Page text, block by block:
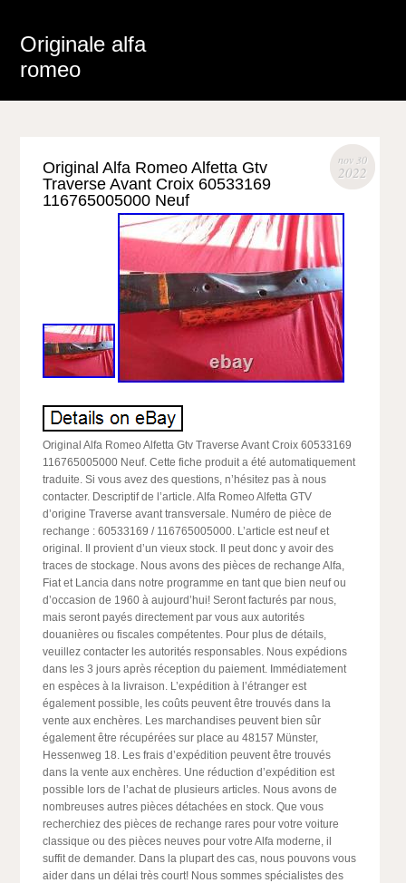
Originale alfa
romeo
nov 30
2022
Original Alfa Romeo Alfetta Gtv
Traverse Avant Croix 60533169
116765005000 Neuf
Original Alfa Romeo Alfetta Gtv Traverse Avant Croix 60533169
116765005000 Neuf. Cette fiche produit a été automatiquement
traduite. Si vous avez des questions, n’hésitez pas à nous
contacter. Descriptif de l’article. Alfa Romeo Alfetta GTV
d’origine Traverse avant transversale. Numéro de pièce de
rechange : 60533169 / 116765005000. L’article est neuf et
original. Il provient d’un vieux stock. Il peut donc y avoir des
traces de stockage. Nous avons des pièces de rechange Alfa,
Fiat et Lancia dans notre programme en tant que bien neuf ou
d’occasion de 1960 à aujourd’hui! Seront facturés par nous,
mais seront payés directement par vous aux autorités
douanières ou fiscales compétentes. Pour plus de détails,
veuillez contacter les autorités responsables. Nous expédions
dans les 3 jours après réception du paiement. Immédiatement
en espèces à la livraison. L’expédition à l’étranger est
également possible, les coûts peuvent être trouvés dans la
vente aux enchères. Les marchandises peuvent bien sûr
également être récupérées sur place au 48157 Münster,
Hessenweg 18. Les frais d’expédition peuvent être trouvés
dans la vente aux enchères. Une réduction d’expédition est
possible lors de l’achat de plusieurs articles. Nous avons de
nombreuses autres pièces détachées en stock. Que vous
recherchiez des pièces de rechange rares pour votre voiture
classique ou des pièces neuves pour votre Alfa moderne, il
suffit de demander. Dans la plupart des cas, nous pouvons vous
aider dans un délai très court! Nous sommes spécialistes des